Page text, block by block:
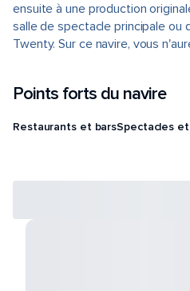
ensuite à une production
salle de spectacle principale ou
Twenty. Sur ce navire, vous
Points forts du navire
Restaurants et barsSpectacles